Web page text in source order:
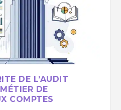
DE L’AUDIT
DE
COMPTES